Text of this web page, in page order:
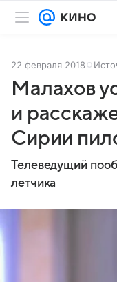
22 февраля 2018
Малахов
и
Сирии
Телеведущий
летчика